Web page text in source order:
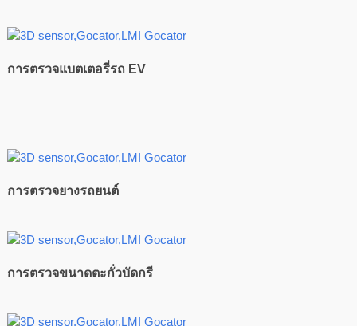
การตรวจแบตเตอรี่รถ EV
การตรวจยางรถยนต์
การตรวจขนาดตะกั่วบัดกรี